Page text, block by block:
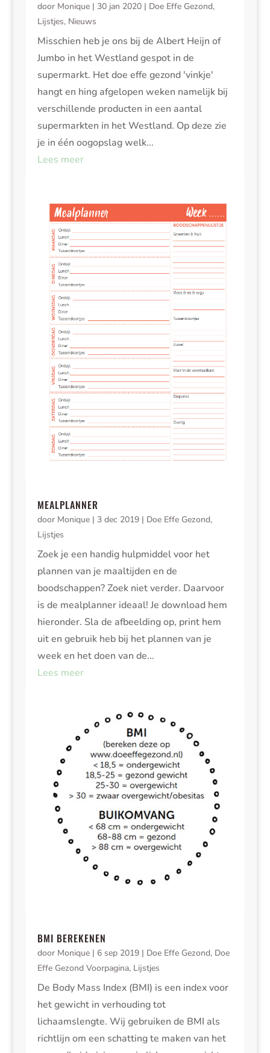
door Monique| 30 jan 2020| Doe Effe Gezond,
Lijstjes, Nieuws
Misschien heb je ons bij de Albert Heijn of
Jumbo in het Westland gespot in de
supermarkt. Het doe effe gezond 'vinkje'
hangt en hing afgelopen weken namelijk bij
verschillende producten in een aantal
supermarkten in het Westland. Op deze zie
je in één oogopslag welk...
Lees meer
MEALPLANNER
door Monique| 3 dec 2019| Doe Effe Gezond,
Lijstjes
Zoek je een handig hulpmiddel voor het
plannen van je maaltijden en de
boodschappen? Zoek niet verder. Daarvoor
is de mealplanner ideaal! Je download hem
hieronder. Sla de afbeelding op, print hem
uit en gebruik heb bij het plannen van je
week en het doen van de...
Lees meer
BMI BEREKENEN
door Monique| 6 sep 2019| Doe Effe Gezond, Doe
Effe Gezond Voorpagina, Lijstjes
De Body Mass Index (BMI) is een index voor
het gewicht in verhouding tot
lichaamslengte. Wij gebruiken de BMI als
richtlijn om een schatting te maken van het